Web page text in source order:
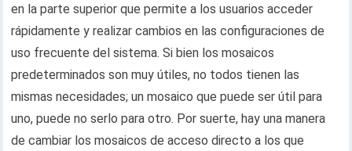
en la parte superior que permite a los usuarios acceder
rápidamente y realizar cambios en las configuraciones de
uso frecuente del sistema. Si bien los mosaicos
predeterminados son muy útiles, no todos tienen las
mismas necesidades; un mosaico que puede ser útil para
uno, puede no serlo para otro. Por suerte, hay una manera
de cambiar los mosaicos de acceso directo a los que